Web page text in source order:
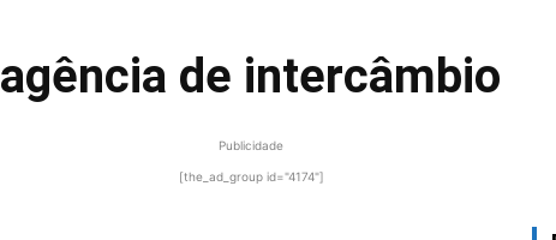
agência de intercâmbio
Publicidade
[the_ad_group id="4174"]